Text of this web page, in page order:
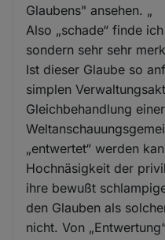
Glaubens" ansehen. „
Also „schade“ finde
sondern sehr sehr
Ist dieser Glaube so
simplen
Gleichbehandlung
„entwertet“ werden
Hochnäsigkeit der
ihre bewußt
den Glauben als
nicht. Von